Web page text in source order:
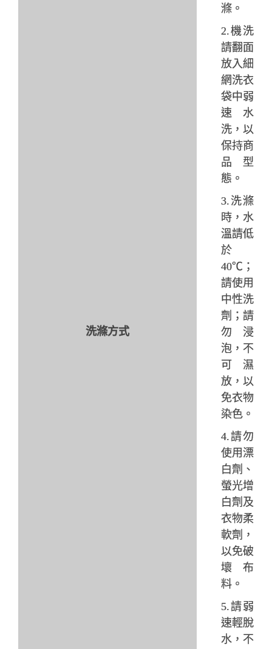
洗滌方式
滌。
2.機洗
請翻面
放入細
網洗衣
袋中弱
速水
洗，以
保持商
品型
態。
3.洗滌
時，水
溫請低
於
40℃；
請使用
中性洗
劑； 請
勿浸
泡，不
可濕
放，以
免衣物
染色。
4.請勿
使用漂
白劑、
螢光增
白劑及
衣物柔
軟劑，
以免破
壞布
料。
5.請弱
速輕脫
水，不